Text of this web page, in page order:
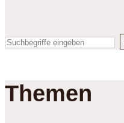
Themen